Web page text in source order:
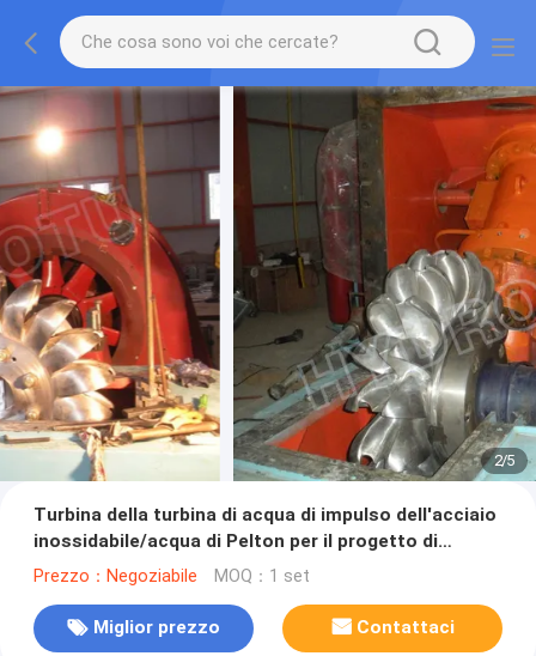
2/5
Turbina della turbina di acqua di impulso dell'acciaio
inossidabile/acqua di Pelton per il progetto di
idropotenza della testa dell'alta marea
Prezzo：Negoziabile MOQ：1 set
Miglior prezzo Contattaci